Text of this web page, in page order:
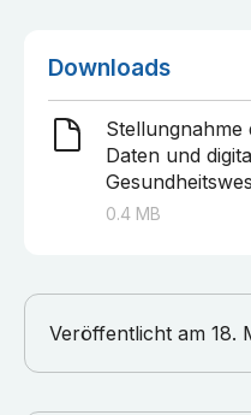
Downloads
Stellungnahme
Daten und
0.4 MB
Veröffentlicht am 18.